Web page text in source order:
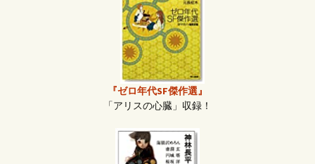
『ゼロ年代SF傑作選』
「アリスの心臓」収録！